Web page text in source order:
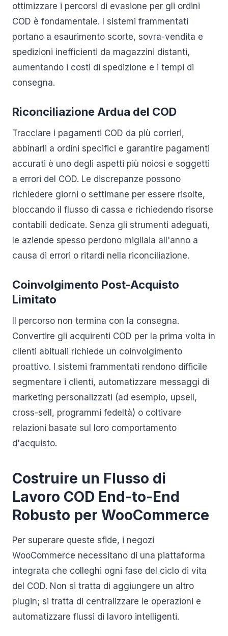
ottimizzare i percorsi di evasione per gli ordini
COD è fondamentale. I sistemi frammentati
portano a esaurimento scorte, sovra-vendita e
spedizioni inefficienti da magazzini distanti,
aumentando i costi di spedizione e i tempi di
consegna.
Riconciliazione Ardua del COD
Tracciare i pagamenti COD da più corrieri,
abbinarli a ordini specifici e garantire pagamenti
accurati è uno degli aspetti più noiosi e soggetti
a errori del COD. Le discrepanze possono
richiedere giorni o settimane per essere risolte,
bloccando il flusso di cassa e richiedendo risorse
contabili dedicate. Senza gli strumenti adeguati,
le aziende spesso perdono migliaia all'anno a
causa di errori o ritardi nella riconciliazione.
Coinvolgimento Post-Acquisto
Limitato
Il percorso non termina con la consegna.
Convertire gli acquirenti COD per la prima volta in
clienti abituali richiede un coinvolgimento
proattivo. I sistemi frammentati rendono difficile
segmentare i clienti, automatizzare messaggi di
marketing personalizzati (ad esempio, upsell,
cross-sell, programmi fedeltà) o coltivare
relazioni basate sul loro comportamento
d'acquisto.
Costruire un Flusso di
Lavoro COD End-to-End
Robusto per WooCommerce
Per superare queste sfide, i negozi
WooCommerce necessitano di una piattaforma
integrata che colleghi ogni fase del ciclo di vita
del COD. Non si tratta di aggiungere un altro
plugin; si tratta di centralizzare le operazioni e
automatizzare flussi di lavoro intelligenti.